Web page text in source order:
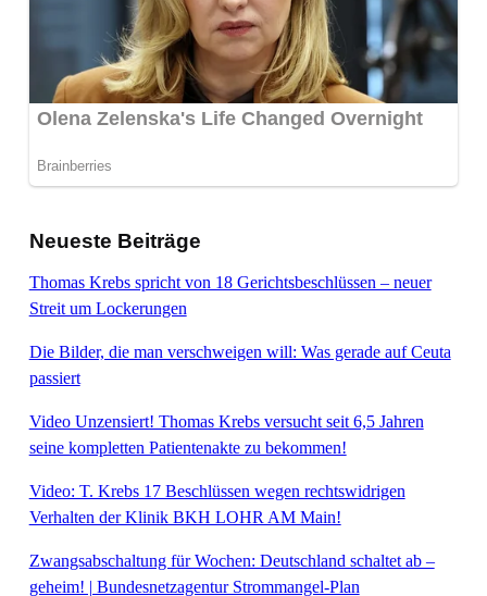
Neueste Beiträge
Thomas Krebs spricht von 18 Gerichtsbeschlüssen – neuer
Streit um Lockerungen
Die Bilder, die man verschweigen will: Was gerade auf Ceuta
passiert
Video Unzensiert! Thomas Krebs versucht seit 6,5 Jahren
seine kompletten Patientenakte zu bekommen!
Video: T. Krebs 17 Beschlüssen wegen rechtswidrigen
Verhalten der Klinik BKH LOHR AM Main!
Zwangsabschaltung für Wochen: Deutschland schaltet ab –
geheim! | Bundesnetzagentur Strommangel-Plan